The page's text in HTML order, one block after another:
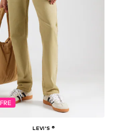
LEVI'S ®